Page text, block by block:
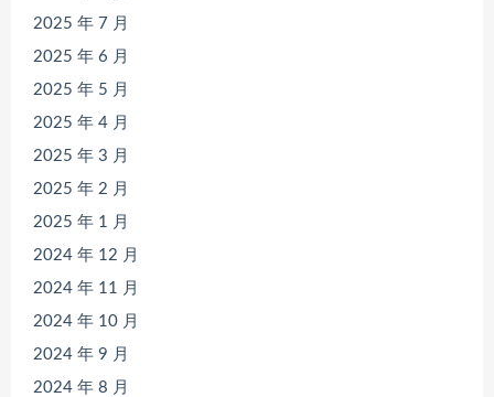
2025 年 7 月
2025 年 6 月
2025 年 5 月
2025 年 4 月
2025 年 3 月
2025 年 2 月
2025 年 1 月
2024 年 12 月
2024 年 11 月
2024 年 10 月
2024 年 9 月
2024 年 8 月